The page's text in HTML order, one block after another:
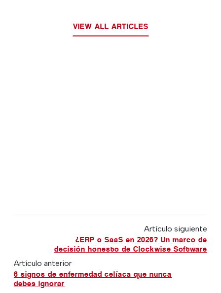
VIEW ALL ARTICLES
Artículo siguiente
¿ERP o SaaS en 2026? Un marco de
decisión honesto de Clockwise Software
Artículo anterior
6 signos de enfermedad celíaca que nunca
debes ignorar